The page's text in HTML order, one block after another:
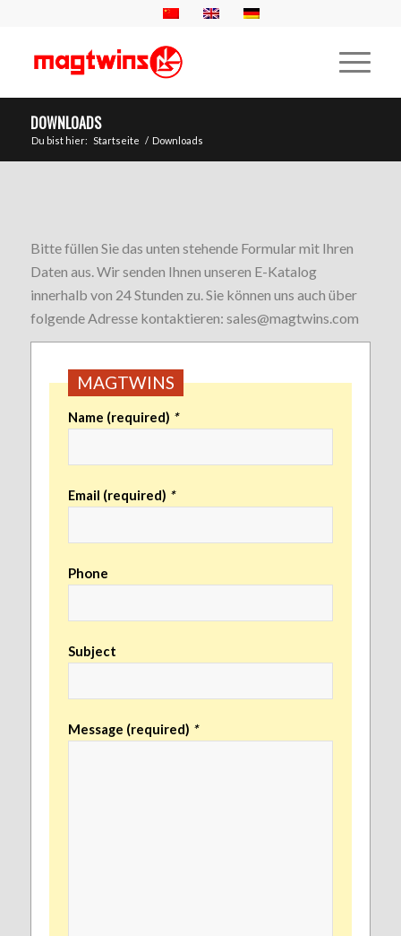
DOWNLOADS
Du bist hier: Startseite / Downloads
Bitte füllen Sie das unten stehende Formular mit Ihren
Daten aus. Wir senden Ihnen unseren E-Katalog
innerhalb von 24 Stunden zu. Sie können uns auch über
folgende Adresse kontaktieren: sales@magtwins.com
MAGTWINS
Name (required) *
Email (required) *
Phone
Subject
Message (required) *